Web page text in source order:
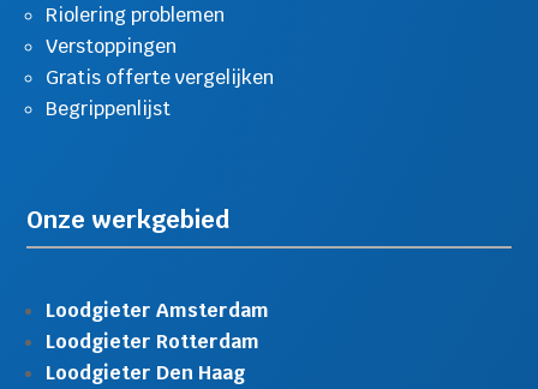
Riolering problemen
Verstoppingen
Gratis offerte vergelijken
Begrippenlijst
Onze werkgebied
Loodgieter Amsterdam
Loodgieter Rotterdam
Loodgieter Den Haag